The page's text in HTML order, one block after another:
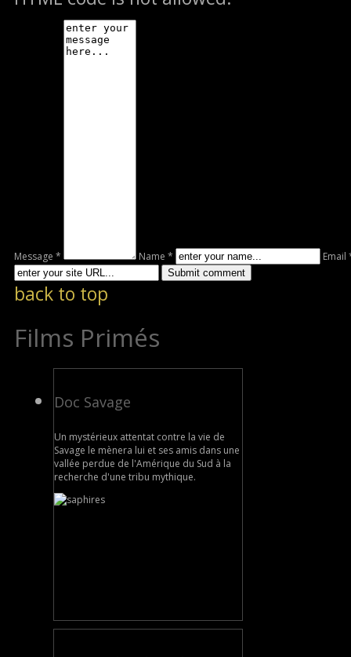
Message * Name * Email
back to top
Films Primés
Doc Savage
Un mystérieux attentat contre la vie de
Savage le mènera lui et ses amis dans une
vallée perdue de l'Amérique du Sud à la
recherche d'une tribu mythique.